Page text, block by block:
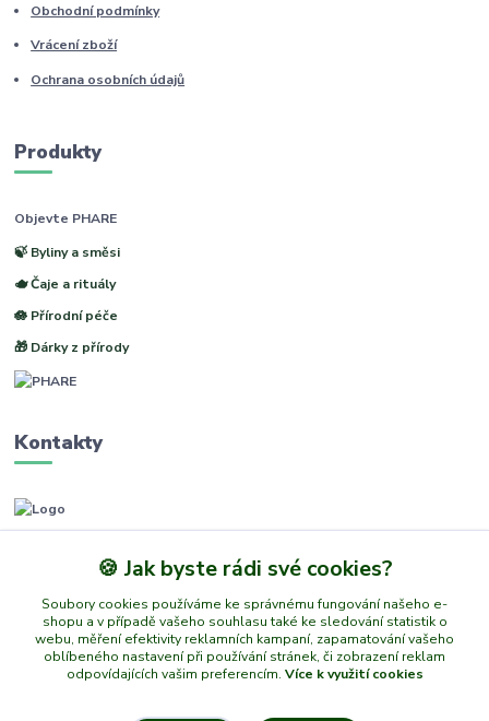
Obchodní podmínky
Vrácení zboží
Ochrana osobních údajů
Produkty
Objevte PHARE
🍃 Byliny a směsi
🫖 Čaje a rituály
🪷 Přírodní péče
🎁 Dárky z přírody
Kontakty
(Po-Pá, 8-14 hod.)
info@phare.cz
🍪 Jak byste rádi své cookies?
Soubory cookies používáme ke správnému fungování našeho e-
shopu a v případě vašeho souhlasu také ke sledování statistik o
webu, měření efektivity reklamních kampaní, zapamatování vašeho
oblíbeného nastavení při používání stránek, či zobrazení reklam
odpovídajících vašim preferencím. Více k využití cookies